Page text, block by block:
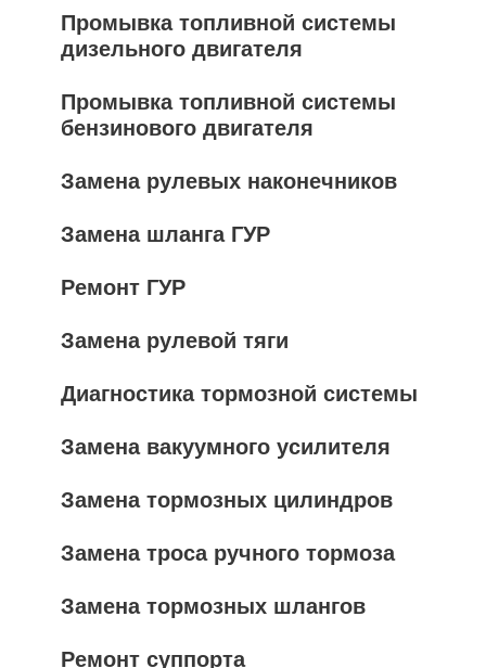
Промывка топливной системы
дизельного двигателя
Промывка топливной системы
бензинового двигателя
Замена рулевых наконечников
Замена шланга ГУР
Ремонт ГУР
Замена рулевой тяги
Диагностика тормозной системы
Замена вакуумного усилителя
Замена тормозных цилиндров
Замена троса ручного тормоза
Замена тормозных шлангов
Ремонт суппорта